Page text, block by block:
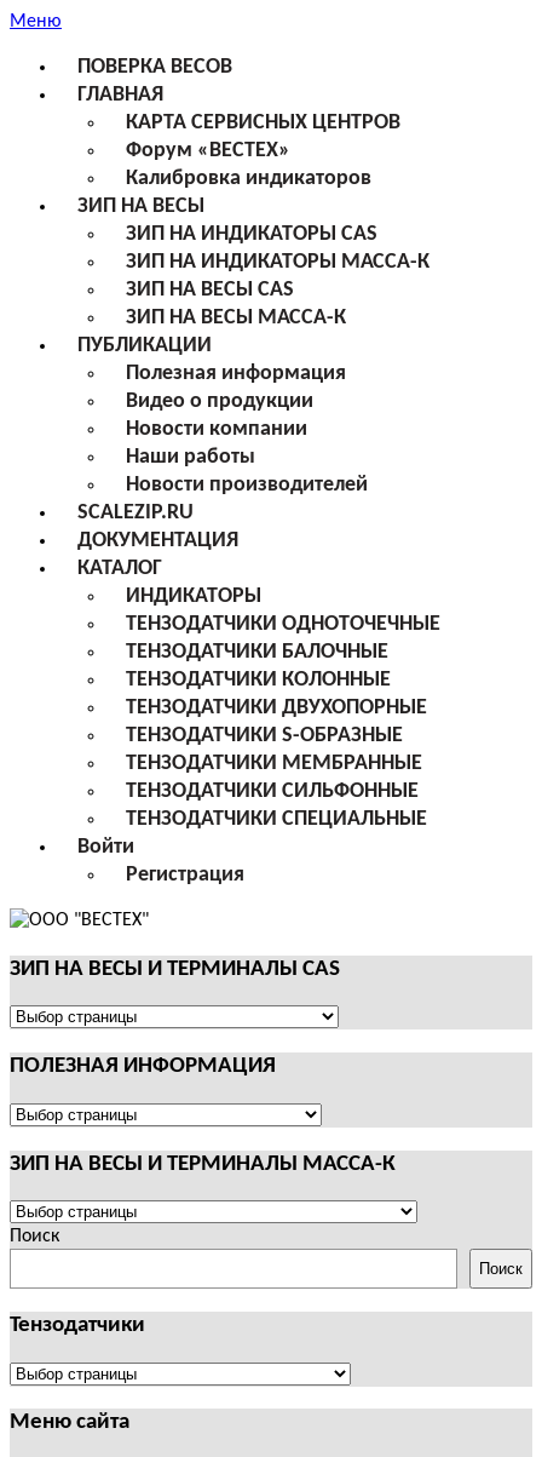
Меню
ПОВЕРКА ВЕСОВ
ГЛАВНАЯ
КАРТА СЕРВИСНЫХ ЦЕНТРОВ
Форум «ВЕСТЕХ»
Калибровка индикаторов
ЗИП НА ВЕСЫ
ЗИП НА ИНДИКАТОРЫ CAS
ЗИП НА ИНДИКАТОРЫ МАССА-К
ЗИП НА ВЕСЫ CAS
ЗИП НА ВЕСЫ МАССА-К
ПУБЛИКАЦИИ
Полезная информация
Видео о продукции
Новости компании
Наши работы
Новости производителей
SCALEZIP.RU
ДОКУМЕНТАЦИЯ
КАТАЛОГ
ИНДИКАТОРЫ
ТЕНЗОДАТЧИКИ ОДНОТОЧЕЧНЫЕ
ТЕНЗОДАТЧИКИ БАЛОЧНЫЕ
ТЕНЗОДАТЧИКИ КОЛОННЫЕ
ТЕНЗОДАТЧИКИ ДВУХОПОРНЫЕ
ТЕНЗОДАТЧИКИ S-ОБРАЗНЫЕ
ТЕНЗОДАТЧИКИ МЕМБРАННЫЕ
ТЕНЗОДАТЧИКИ СИЛЬФОННЫЕ
ТЕНЗОДАТЧИКИ СПЕЦИАЛЬНЫЕ
Войти
Регистрация
ЗИП НА ВЕСЫ И ТЕРМИНАЛЫ CAS
ЗИП
ВЕСЫ
ТЕРМИНАЛЫ
ПОЛЕЗНАЯ ИНФОРМАЦИЯ
ПОЛЕЗНАЯ
ЗИП НА ВЕСЫ И ТЕРМИНАЛЫ МАССА-К
ЗИП
НА
И
ТЕРМИНАЛЫ
МАССА-
Поиск
Поиск
Тензодатчики
Тензодатчики
Меню сайта